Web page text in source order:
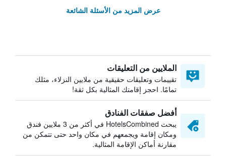
عرض المزيد من الأسئلة الشائعة
الملايين من التعليقات
تقييمات وتعليقات حقيقية من ملايين النزلاء، مثلك
تمامًا. احجز إقامتك المثالية بكل ثقة!
أفضل صفقات الفنادق
يبحث HotelsCombined في أكثر من 3 ملايين فندق
ومكان إقامة ويجمعهم في مكان واحد حتى تتمكن من
مقارنة أماكن الإقامة المثالية.